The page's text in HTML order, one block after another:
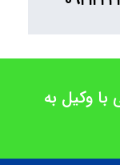
با وکیل به